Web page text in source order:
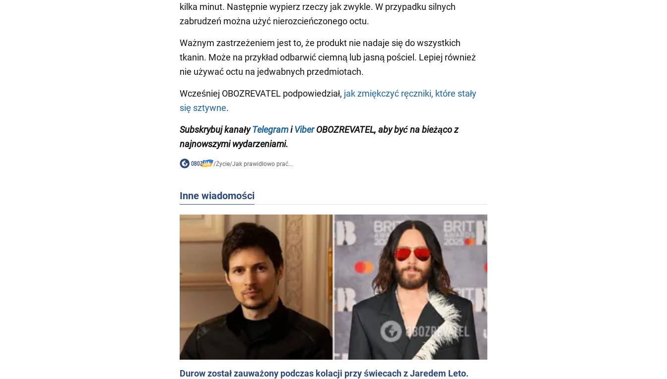
kilka minut. Następnie wypierz rzeczy jak zwykle. W przypadku silnych
zabrudzeń można użyć nierozcieńczonego octu.
Ważnym zastrzeżeniem jest to, że produkt nie nadaje się do wszystkich
tkanin. Może na przykład odbarwić ciemną lub jasną pościel. Lepiej również
nie używać octu na jedwabnych przedmiotach.
Wcześniej OBOZREVATEL podpowiedział, jak zmiękczyć ręczniki, które stały
się sztywne.
Subskrybuj kanałyTelegramiViber OBOZREVATEL, aby być na bieżąco z
najnowszymi wydarzeniami.
/Życie/Jak prawidłowo prać...
Inne wiadomości
Durow został zauważony podczas kolacji przy świecach z Jaredem Leto.